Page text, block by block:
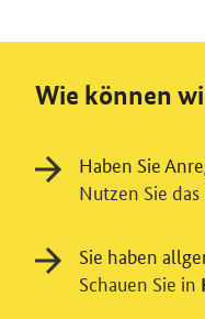
Wie können
Haben Sie
Nutzen Sie das
Sie haben
Schauen Sie in